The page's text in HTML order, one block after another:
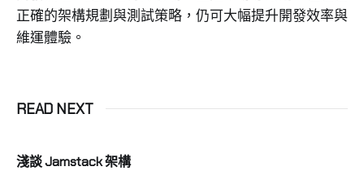
正確的架構規劃與測試策略，仍可大幅提升開發效率與
維運體驗。
READ NEXT
淺談 Jamstack 架構